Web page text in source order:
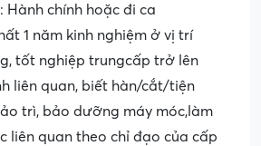
Hành chính hoặc đi ca
1 năm kinh nghiệm ở vị trí
tốt nghiệp trungcấp trở lên
liên quan, biết hàn/cắt/tiện
trì, bảo dưỡng máy móc,làm
liên quan theo chỉ đạo của cấp